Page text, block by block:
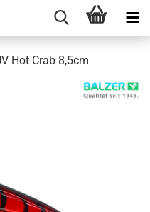
Hot Crab 8,5cm